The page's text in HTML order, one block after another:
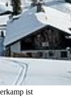
ist